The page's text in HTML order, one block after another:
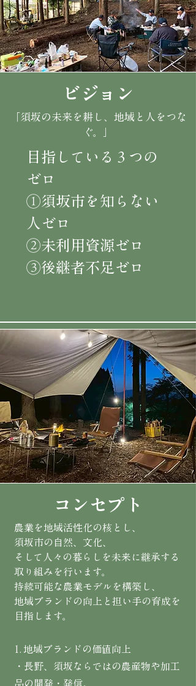
ビジョン
「須坂の未来を耕し、地域と人をつな
ぐ。」
目指している３つの
ゼロ
①須坂市を知らない
人ゼロ
②未利用資源ゼロ
​③後継者不足ゼロ
コンセプト
農業を地域活性化の核とし、
須坂市の自然、文化、
そして人々の暮らしを未来に継承する
取り組みを行います。
持続可能な農業モデルを構築し、
地域ブランドの向上と担い手の育成を
目指します。
1. 地域ブランドの価値向上
・長野、須坂ならではの農産物や加工
品の開発・発信。